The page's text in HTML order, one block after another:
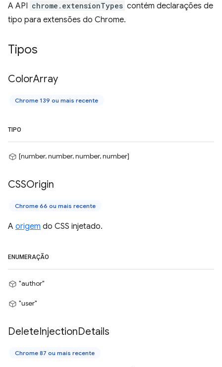
A API chrome.extensionTypes contém declarações de
tipo para extensões do Chrome.
Tipos
ColorArray
Chrome 139 ou mais recente
TIPO
[number, number, number, number]
CSSOrigin
Chrome 66 ou mais recente
A origem do CSS injetado.
ENUMERAÇÃO
"author"
"user"
DeleteInjectionDetails
Chrome 87 ou mais recente